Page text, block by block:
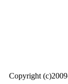
Copyright